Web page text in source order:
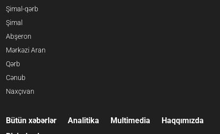
Şimal-qərb
Şimal
Abşeron
Mərkəzi Aran
Qərb
Cənub
Naxçıvan
Bütün xəbərlər Analitika Multimedia
Haqqımızda